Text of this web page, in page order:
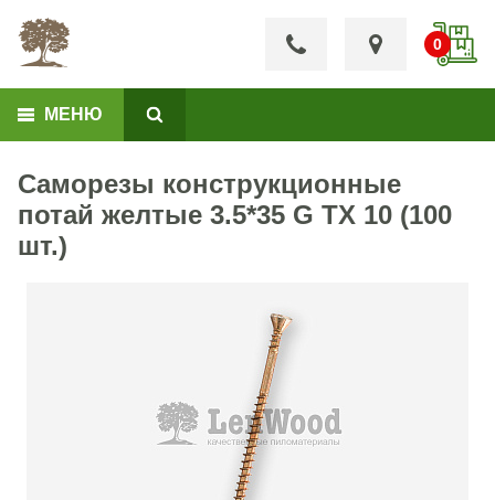
МЕНЮ
Саморезы конструкционные
потай желтые 3.5*35 G TX 10 (100
шт.)